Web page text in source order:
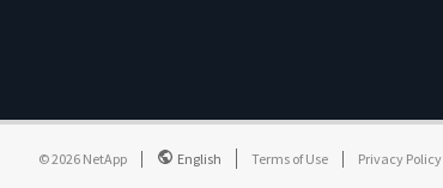
©2026 NetApp English Terms of Use Privacy Policy